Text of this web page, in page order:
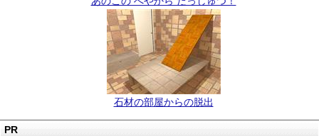
石材の部屋からの脱出
PR